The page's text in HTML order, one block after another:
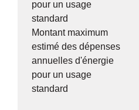
pour un usage
standard
Montant maximum
estimé des dépenses
annuelles d'énergie
pour un usage
standard